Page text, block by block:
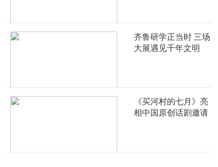
齐鲁研学正当时 三场
大展遇见千年文明
《买河村的七月》亮
相中国原创话剧邀请